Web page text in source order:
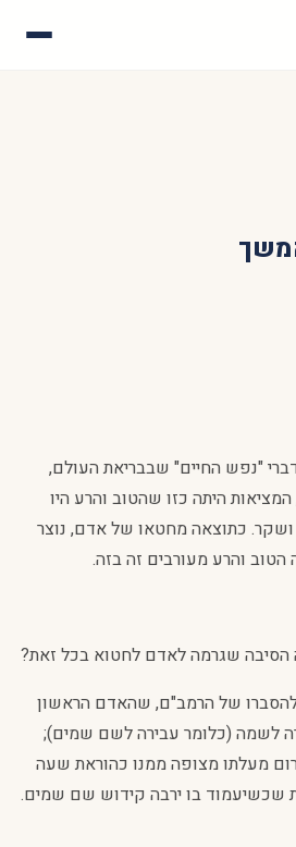
"נפש החיים" שבבריאת העולם,
היתה כזו שהטוב והרע היו
ושקר. כתוצאה מחטאו של אדם, נוצר
הטוב והרע מעורבים זה בזה.
הסיבה שגרמה לאדם לחטוא בכל זאת?
של הרמב"ם, שהאדם הראשון
לשמה (כלומר עבירה לשם שמים);
מעלתו מצופה ממנו כהוראת שעה
שכשיעמוד בו ירבה קידוש שם שמים.